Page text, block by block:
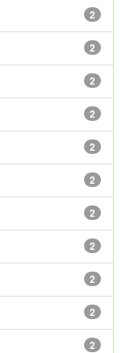
2
2
2
2
2
2
2
2
2
2
2